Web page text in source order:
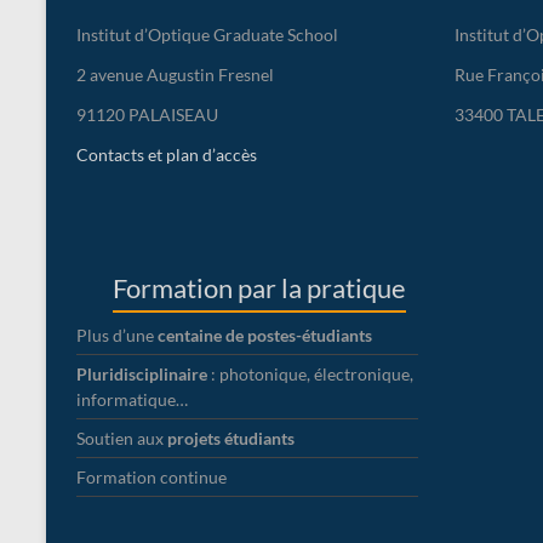
Institut d’Optique Graduate School
2 avenue Augustin Fresnel
91120 PALAISEAU
Contacts et plan d’accès
Formation par la pratique
Plus d’unecentaine de postes-étudiants
Pluridisciplinaire : photonique, électronique,
informatique…
Soutien aux projets étudiants
Formation continue
Institut
Rue
33400